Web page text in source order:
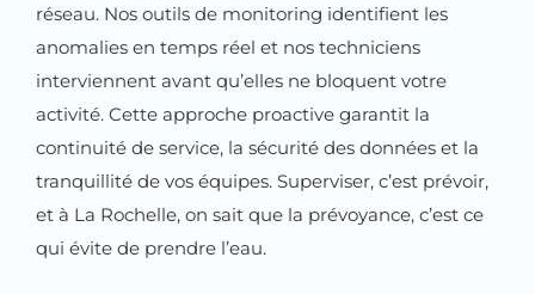
réseau. Nos outils de monitoring identifient les
anomalies en temps réel et nos techniciens
interviennent avant qu’elles ne bloquent votre
activité. Cette approche proactive garantit la
continuité de service, la sécurité des données et la
tranquillité de vos équipes. Superviser, c’est prévoir,
et à La Rochelle, on sait que la prévoyance, c’est ce
qui évite de prendre l’eau.